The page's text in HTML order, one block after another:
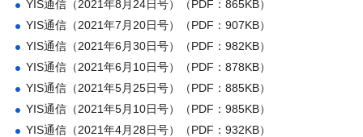
YIS通信（2021年8月24日号）（PDF：865KB）
YIS通信（2021年7月20日号）（PDF：907KB）
YIS通信（2021年6月30日号）（PDF：982KB）
YIS通信（2021年6月10日号）（PDF：878KB）
YIS通信（2021年5月25日号）（PDF：885KB）
YIS通信（2021年5月10日号）（PDF：985KB）
YIS通信（2021年4月28日号）（PDF：932KB）